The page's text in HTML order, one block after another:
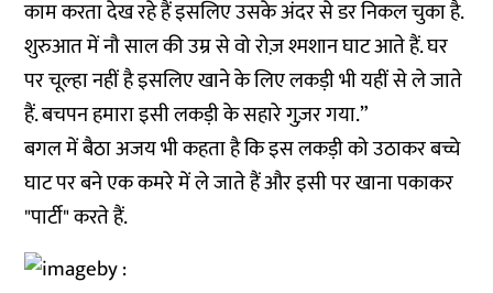
काम करता देख रहे हैं इसलिए उसके अंदर से डर निकल चुका है.
शुरुआत में नौ साल की उम्र से वो रोज़ श्मशान घाट आते हैं. घर
पर चूल्हा नहीं है इसलिए खाने के लिए लकड़ी भी यहीं से ले जाते
हैं. बचपन हमारा इसी लकड़ी के सहारे गुज़र गया.”
बगल में बैठा अजय भी कहता है कि इस लकड़ी को उठाकर बच्चे
घाट पर बने एक कमरे में ले जाते हैं और इसी पर खाना पकाकर
"पार्टी" करते हैं.